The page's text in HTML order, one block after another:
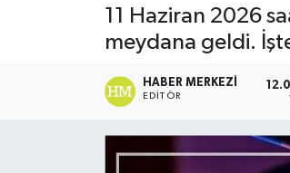
11 Haziran 2026
meydana geldi.
HABER MERKEZI
EDITÖR
Bigadiç
BİYOGRAFİLER
Burhaniye
Süper Lig Puan Durumu ve Fikstür
Tüm Manşetler
Son Dakika Haberleri